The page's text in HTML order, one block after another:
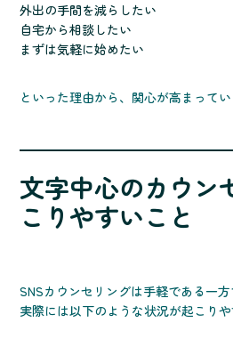
外出の手間を減らしたい
自宅から相談したい
まずは気軽に始めたい
といった理由から、関心が高まってい
文字中心のカウン
こりやすいこと
SNSカウンセリングは手軽である一方
実際には以下のような状況が起こりや